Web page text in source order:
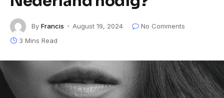
By Francis August 19, 2024
No Comments
3 Mins Read